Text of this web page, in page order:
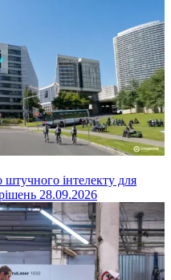
інтелекту для
28.09.2026